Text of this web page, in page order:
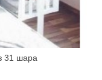
31 шара